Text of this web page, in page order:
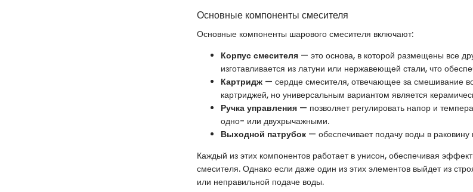
Основные компоненты смесителя
Основные компоненты шарового смесителя включают:
Корпус смесителя — это основа, в которой размещены все
изготавливается из латуни или нержавеющей стали, что
Картридж — сердце смесителя, отвечающее за смешивание
картриджей, но универсальным вариантом является
Ручка управления — позволяет регулировать напор и
одно- или двухрычажными.
Выходной патрубок — обеспечивает подачу воды в раковину
Каждый из этих компонентов работает в унисон, обеспечивая
смесителя. Однако если даже один из этих элементов выйдет из
или неправильной подаче воды.